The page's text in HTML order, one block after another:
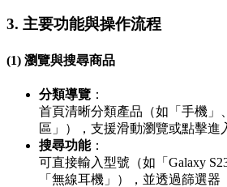
3. 主要功能與操作流程
(1) 瀏覽與搜尋商品
分類導覽 ：
首頁清晰分類產品（如「手機」
區」），支援滑動瀏覽或點擊進
搜尋功能：
可直接輸入型號（如「Galaxy
「無線耳機」），並透過篩選器